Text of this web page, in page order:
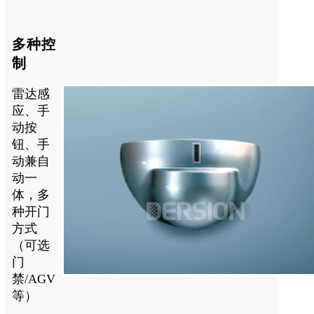
多种控
制
雷达感
应、手
动按
钮、手
动兼自
动一
体，多
种开门
方式
（可选
门
禁/AGV
等）